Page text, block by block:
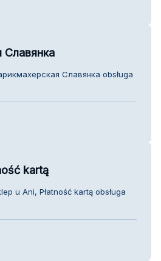
Славянка
Славянка obsługa
kartą
u Ani, Płatność kartą obsługa